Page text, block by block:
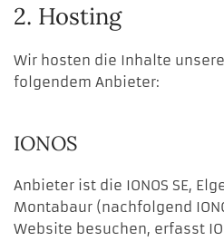
2. Hosting
Wir hosten die Inhalte
folgendem Anbieter:
IONOS
Anbieter ist die IONOS SE,
Montabaur (nachfolgend
Website besuchen, erfasst